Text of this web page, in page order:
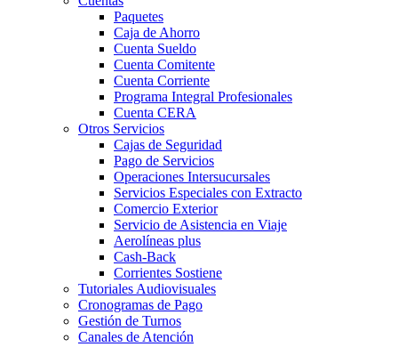
Paquetes
Caja de Ahorro
Cuenta Sueldo
Cuenta Comitente
Cuenta Corriente
Programa Integral Profesionales
Cuenta CERA
Otros Servicios
Cajas de Seguridad
Pago de Servicios
Operaciones Intersucursales
Servicios Especiales con Extracto
Comercio Exterior
Servicio de Asistencia en Viaje
Aerolíneas plus
Cash-Back
Corrientes Sostiene
Tutoriales Audiovisuales
Cronogramas de Pago
Gestión de Turnos
Canales de Atención